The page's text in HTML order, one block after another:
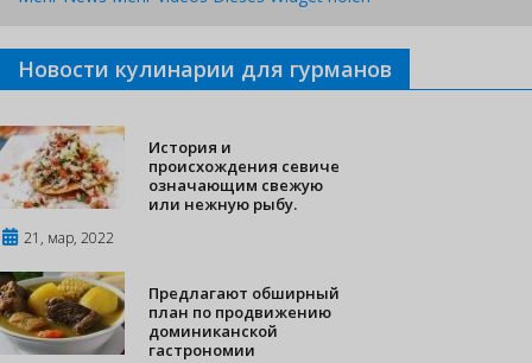
Новости кулинарии для гурманов
История и
происхождения севиче
означающим свежую
или нежную рыбу.
21, мар, 2022
Предлагают обширный
план по продвижению
доминиканской
гастрономии